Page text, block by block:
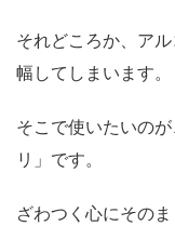
それどころか、ア
幅してしまいます。
そこで使いたいの
リ」です。
ざわつく心にその